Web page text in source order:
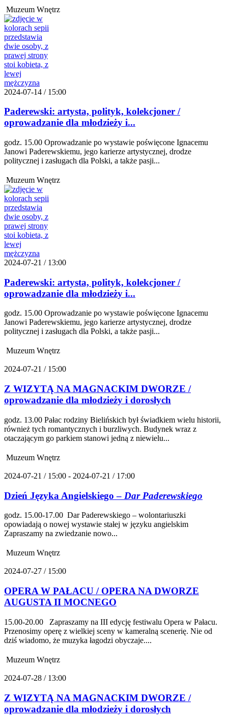
Muzeum Wnętrz
2024-07-14 / 15:00
Paderewski: artysta, polityk, kolekcjoner /
oprowadzanie dla młodzieży i...
godz. 15.00 Oprowadzanie po wystawie poświęcone Ignacemu
Janowi Paderewskiemu, jego karierze artystycznej, drodze
politycznej i zasługach dla Polski, a także pasji...
Muzeum Wnętrz
2024-07-21 / 13:00
Paderewski: artysta, polityk, kolekcjoner /
oprowadzanie dla młodzieży i...
godz. 15.00 Oprowadzanie po wystawie poświęcone Ignacemu
Janowi Paderewskiemu, jego karierze artystycznej, drodze
politycznej i zasługach dla Polski, a także pasji...
Muzeum Wnętrz
2024-07-21 / 15:00
Z WIZYTĄ NA MAGNACKIM DWORZE /
oprowadzanie dla młodzieży i dorosłych
godz. 13.00 Pałac rodziny Bielińskich był świadkiem wielu historii,
również tych romantycznych i burzliwych. Budynek wraz z
otaczającym go parkiem stanowi jedną z niewielu...
Muzeum Wnętrz
2024-07-21 / 15:00 - 2024-07-21 / 17:00
Dzień Języka Angielskiego – Dar Paderewskiego
godz. 15.00-17.00 Dar Paderewskiego – wolontariuszki
opowiadają o nowej wystawie stałej w języku angielskim
Zapraszamy na zwiedzanie nowo...
Muzeum Wnętrz
2024-07-27 / 15:00
OPERA W PAŁACU / OPERA NA DWORZE
AUGUSTA II MOCNEGO
15.00-20.00 Zapraszamy na III edycję festiwalu Opera w Pałacu.
Przenosimy operę z wielkiej sceny w kameralną scenerię. Nie od
dziś wiadomo, że muzyka łagodzi obyczaje....
Muzeum Wnętrz
2024-07-28 / 13:00
Z WIZYTĄ NA MAGNACKIM DWORZE /
oprowadzanie dla młodzieży i dorosłych